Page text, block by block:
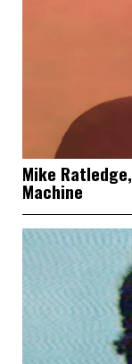
Mike
Machine